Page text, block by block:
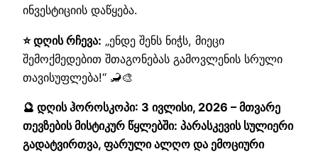
ინვესტიციის დაწყება.
⭐ დღის რჩევა: „ენდე შენს ნიჭს, მიეცი
შემოქმედებით შთაგონებას გამოვლენის სრული
თავისუფლება!“ 🦂🎨
🔮 დღის ჰოროსკოპი: 3 ივლისი, 2026 – მთვარე
თევზების მისტიკურ წყლებში: პარასკევის სულიერი
გადატვირთვა, ფარული ალღო და ემოციური